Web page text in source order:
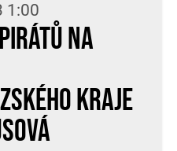
1:00
na
kraje